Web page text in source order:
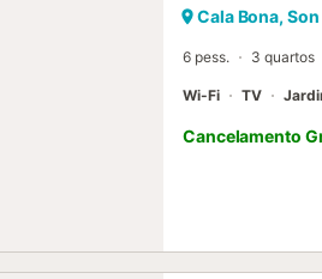
Cala Bona,
6 pess. 3 quartos
Wi-Fi TV
Cancelamento